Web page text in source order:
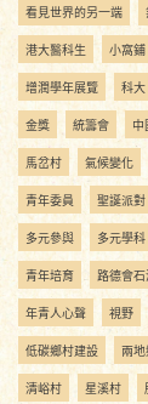
看見世界的另一端
港大醫科生 小窩鋪
增潤學年展覽 科大
金獎 統籌會
馬岔村 氣候變化
青年委員 聖誕派對
多元參與 多元學科
青年培育 路德會
年青人心聲 視野
低碳鄉村建設 兩
清峪村 星溪村